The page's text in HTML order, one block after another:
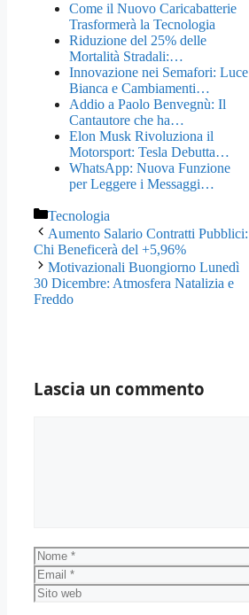
Come il Nuovo Caricabatterie
Trasformerà la Tecnologia
Riduzione del 25% delle
Mortalità Stradali:…
Innovazione nei Semafori: Luce
Bianca e Cambiamenti…
Addio a Paolo Benvegnù: Il
Cantautore che ha…
Elon Musk Rivoluziona il
Motorsport: Tesla Debutta…
WhatsApp: Nuova Funzione
per Leggere i Messaggi…
Categorie
Tecnologia
Aumento Salario Contratti Pubblici:
Chi Beneficerà del +5,96%
Motivazionali Buongiorno Lunedì
30 Dicembre: Atmosfera Natalizia e
Freddo
Lascia un commento
Nome
Email
Sito
web